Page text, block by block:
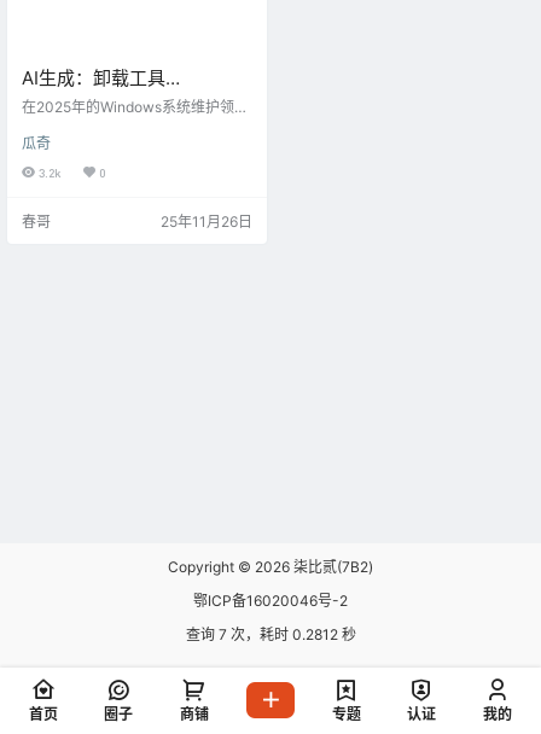
AI生成：卸载工具
v3.8.1.5740 多语便携版：比
件清理神器
在2025年的Windows系统维护领
语便携版以其卓越的卸载能力脱颖
而出。这款工具专为软件用户设
持多语言界面，还具备便携特性，
瓜奇
3.2k 0
春哥 25年11月26日
Copyright © 2026 柒比贰(7B2)
鄂ICP备16020046号-2
查询 7 次，耗时 0.2812 秒
首页 圈子 商铺 专题 认证 我的